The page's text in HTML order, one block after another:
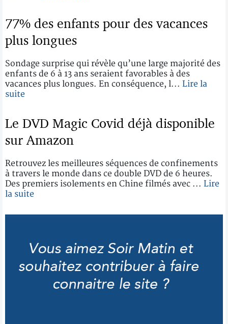
77% des enfants pour des vacances
plus longues
Sondage surprise qui révèle qu’une large majorité des
enfants de 6 à 13 ans seraient favorables à des
vacances plus longues. En conséquence, l... Lire la
suite
Le DVD Magic Covid déjà disponible
sur Amazon
Retrouvez les meilleures séquences de confinements
à travers le monde dans ce double DVD de 6 heures.
Des premiers isolements en Chine filmés avec ... Lire
la suite